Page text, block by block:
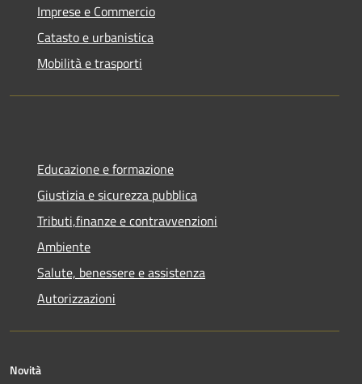
Imprese e Commercio
Catasto e urbanistica
Mobilità e trasporti
Educazione e formazione
Giustizia e sicurezza pubblica
Tributi,finanze e contravvenzioni
Ambiente
Salute, benessere e assistenza
Autorizzazioni
Novità